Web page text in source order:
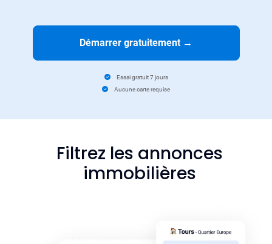
Démarrer gratuitement →
Essai gratuit 7 jours
Aucune carte requise
Filtrez les annonces
immobilières